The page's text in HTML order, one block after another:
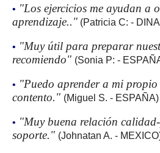
• "Los ejercicios me ayudan a
aprendizaje.." (Patricia C: -
• "Muy útil para preparar
recomiendo" (Sonia P: -
• "Puedo aprender a mi
contento." (Miguel S. - ESPAÑA)
• "Muy buena relación
soporte." (Johnatan A. -